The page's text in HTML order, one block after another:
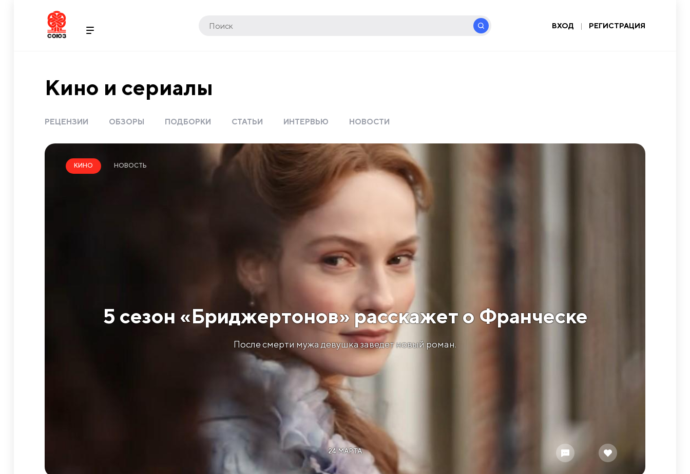
ВХОД | РЕГИСТРАЦИЯ
Кино и сериалы
РЕЦЕНЗИИ ОБЗОРЫ ПОДБОРКИ СТАТЬИ ИНТЕРВЬЮ НОВОСТИ
5 сезон «Бриджертонов» расскажет о Франческе
После смерти мужа девушка заведет новый роман.
КИНО НОВОСТЬ
24 МАРТА